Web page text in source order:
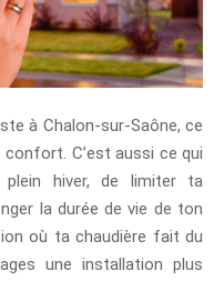
à Chalon-sur-Saône, ce
C’est aussi ce qui
plein hiver, de limiter ta
la durée de vie de ton
où ta chaudière fait du
une installation plus